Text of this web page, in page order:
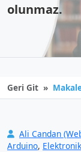
olunmaz.
Geri Git
Ali Candan
Arduino, Elektronik